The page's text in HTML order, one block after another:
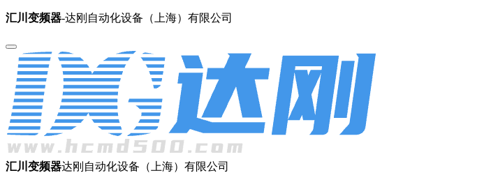
汇川变频器-达刚自动化设备（上海）有限公司
汇川变频器达刚自动化设备（上海）有限公司